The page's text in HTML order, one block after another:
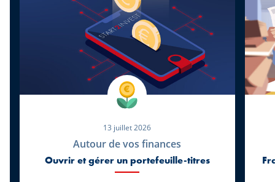
13 juillet 2026
Autour de vos finances
Ouvrir et gérer un portefeuille-titres